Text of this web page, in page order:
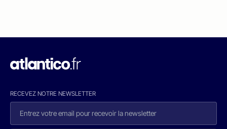
RECEVEZ NOTRE NEWSLETTER